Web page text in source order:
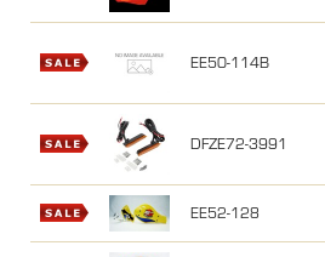
EE50-114B
DFZE72-3991
EE52-128